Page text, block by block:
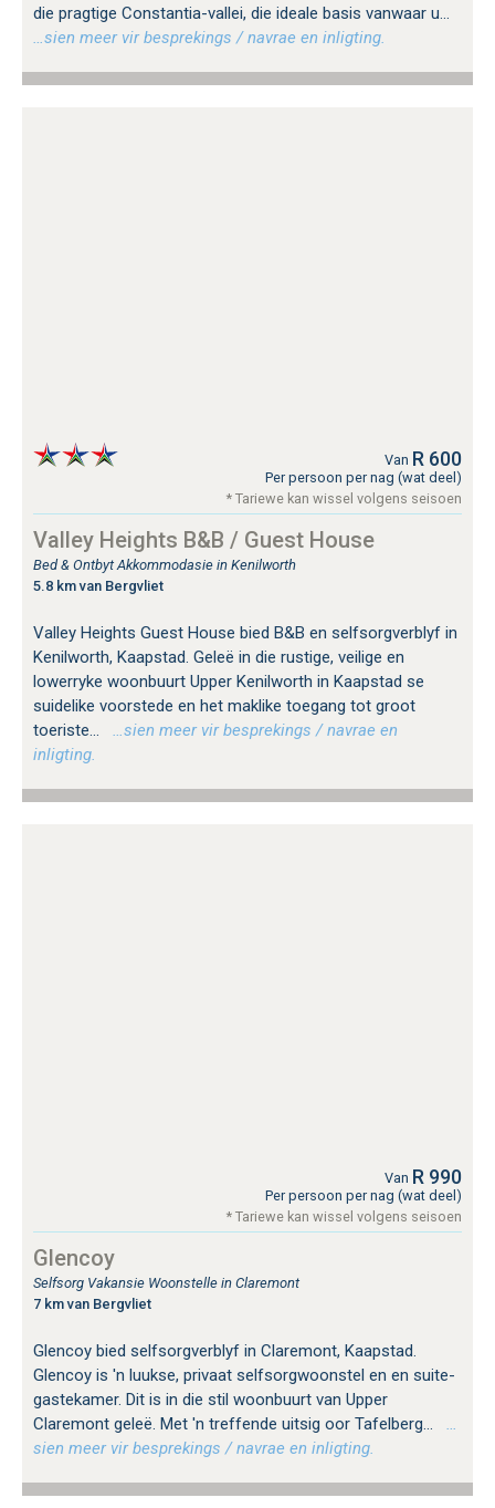
die pragtige Constantia-vallei, die ideale basis vanwaar u...
…sien meer vir besprekings / navrae en inligting.
Van R 600
Per persoon per nag (wat deel)
* Tariewe kan wissel volgens seisoen
Valley Heights B&B / Guest House
Bed & Ontbyt Akkommodasie in Kenilworth
5.8 km van Bergvliet
Valley Heights Guest House bied B&B en selfsorgverblyf in
Kenilworth, Kaapstad. Geleë in die rustige, veilige en
lowerryke woonbuurt Upper Kenilworth in Kaapstad se
suidelike voorstede en het maklike toegang tot groot
toeriste...
…sien meer vir besprekings / navrae en
inligting.
Van R 990
Per persoon per nag (wat deel)
* Tariewe kan wissel volgens seisoen
Glencoy
Selfsorg Vakansie Woonstelle in Claremont
7 km van Bergvliet
Glencoy bied selfsorgverblyf in Claremont, Kaapstad.
Glencoy is 'n luukse, privaat selfsorgwoonstel en en suite-
gastekamer. Dit is in die stil woonbuurt van Upper
Claremont geleë. Met 'n treffende uitsig oor Tafelberg...
…
sien meer vir besprekings / navrae en inligting.